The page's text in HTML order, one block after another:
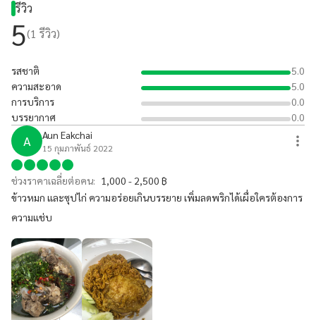
รีวิว
5(1 รีวิว)
รสชาติ
5.0
ความสะอาด
5.0
การบริการ
0.0
บรรยากาศ
0.0
A Aun Eakchai
15 กุมภาพันธ์ 2022
ช่วงราคาเฉลี่ยต่อคน: 1,000 - 2,500 ฿
ข้าวหมก และซุปไก่ ความอร่อยเกินบรรยาย เพิ่มลดพริกได้เผื่อใครต้องการ
ความแช่บ